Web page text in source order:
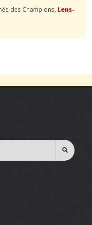
des Champions, Lens-